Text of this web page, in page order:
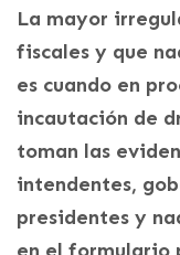
La mayor
fiscales y que
es cuando en
incautación de
toman las
intendentes,
presidentes y